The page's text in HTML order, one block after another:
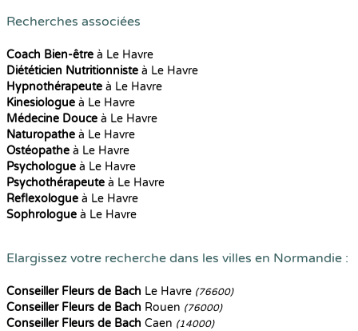
Recherches associées
Coach Bien-être à Le Havre
Diététicien Nutritionniste à Le Havre
Hypnothérapeute à Le Havre
Kinesiologue à Le Havre
Médecine Douce à Le Havre
Naturopathe à Le Havre
Ostéopathe à Le Havre
Psychologue à Le Havre
Psychothérapeute à Le Havre
Reflexologue à Le Havre
Sophrologue à Le Havre
Elargissez votre recherche dans les villes en Normandie :
Conseiller Fleurs de Bach Le Havre (76600)
Conseiller Fleurs de Bach Rouen (76000)
Conseiller Fleurs de Bach Caen (14000)